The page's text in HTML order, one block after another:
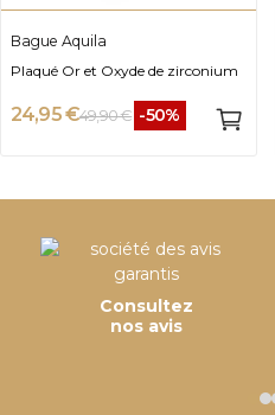
Bague Aquila
Plaqué Or et Oxyde de zirconium
24,95 €49,90 € -50%
Consultez
nos avis